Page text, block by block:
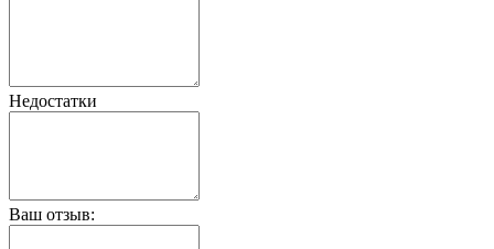
Недостатки
Ваш отзыв: